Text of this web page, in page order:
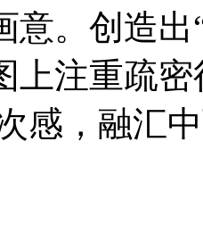
意。创造
上注重疏
感，融汇